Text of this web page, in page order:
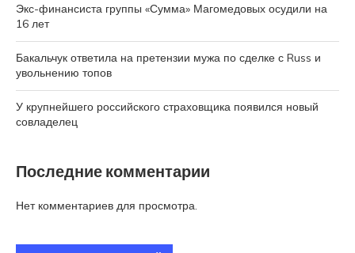
Экс-финансиста группы «Сумма» Магомедовых осудили на
16 лет
Бакальчук ответила на претензии мужа по сделке с Russ и
увольнению топов
У крупнейшего российского страховщика появился новый
совладелец
Последние комментарии
Нет комментариев для просмотра.